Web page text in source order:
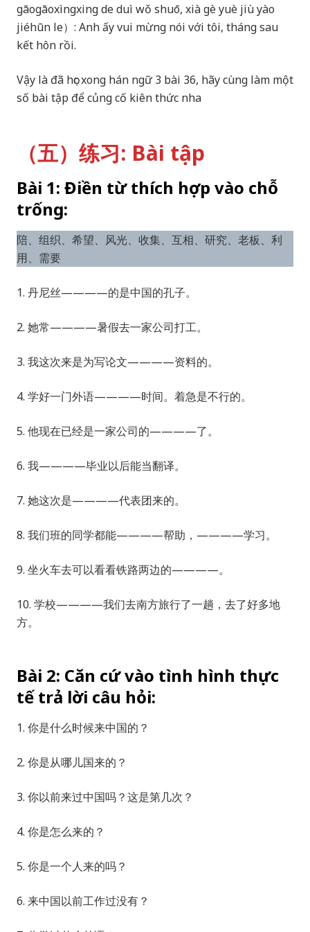
gāogāoxìngxing de duì wǒ shuō, xià gè yuè jiù yào
jiéhūn le）: Anh ấy vui mừng nói với tôi, tháng sau
kết hôn rồi.
Vậy là đã học xong hán ngữ 3 bài 36, hãy cùng làm một
số bài tập để củng cố kiên thức nha
（五）练习: Bài tập
Bài 1: Điền từ thích hợp vào chỗ
trống:
陪、组织、希望、风光、收集、互相、研究、老板、利
用、需要
1. 丹尼丝————的是中国的孔子。
2. 她常————暑假去一家公司打工。
3. 我这次来是为写论文————资料的。
4. 学好一门外语————时间。着急是不行的。
5. 他现在已经是一家公司的————了。
6. 我————毕业以后能当翻译。
7. 她这次是————代表团来的。
8. 我们班的同学都能————帮助，————学习。
9. 坐火车去可以看看铁路两边的————。
10. 学校————我们去南方旅行了一趟，去了好多地
方。
Bài 2: Căn cứ vào tình hình thực
tế trả lời câu hỏi:
1. 你是什么时候来中国的？
2. 你是从哪儿国来的？
3. 你以前来过中国吗？这是第几次？
4. 你是怎么来的？
5. 你是一个人来的吗？
6. 来中国以前工作过没有？